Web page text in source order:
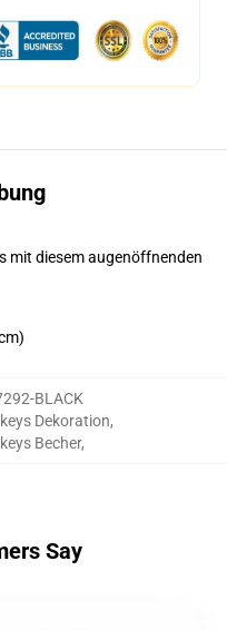
mit diesem augenöffnenden
BLACK
Dekoration,
Becher,
Say